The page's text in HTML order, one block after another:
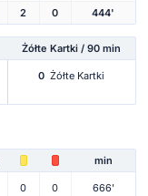
2 0 444'
Żółte Kartki / 90 min
0 Żółte Kartki
min
0 0 666'